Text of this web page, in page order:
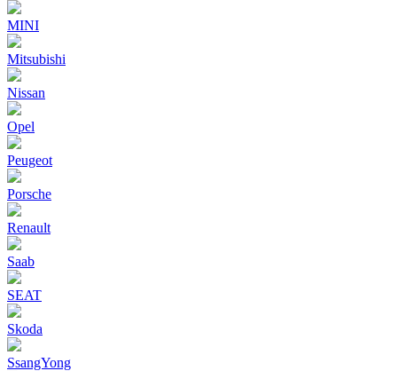
MINI
Mitsubishi
Nissan
Opel
Peugeot
Porsche
Renault
Saab
SEAT
Skoda
SsangYong